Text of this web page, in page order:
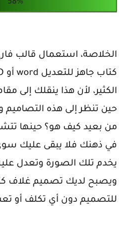
الخلاصة، استعمال قالب
الكثير، لأن هذا ينقلك إلى
حين تنظر إلى هذه التصاميم
من بعيد كيف هو؟ حينها
في ذهنك فلا يبقى عليك سوى
يخدم تلك الصورة وتعدل
ويصبح لديك تصميم غلاف
للتصميم دون أي تكلف أو